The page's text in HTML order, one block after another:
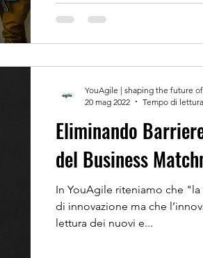
Eliminando
del Business
In YouAgile riteniamo che
di innovazione ma che
lettura dei nuovi e...
YouAgile | shaping the future
20 mag 2022
Tempo di